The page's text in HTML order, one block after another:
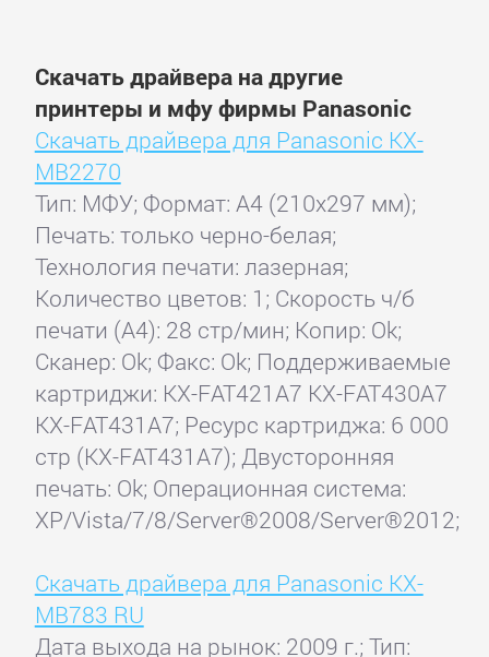
Скачать драйвера на другие
принтеры и мфу фирмы Panasonic
Скачать драйвера для Panasonic KX-
MB2270
Тип: МФУ; Формат: A4 (210x297 мм);
Печать: только черно-белая;
Технология печати: лазерная;
Количество цветов: 1; Скорость ч/б
печати (А4): 28 стр/мин; Копир: Ok;
Сканер: Ok; Факс: Ok; Поддерживаемые
картриджи: KX-FAT421A7 KX-FAT430A7
KX-FAT431A7; Ресурс картриджа: 6 000
стр (KX-FAT431A7); Двусторонняя
печать: Ok; Операционная система:
XP/Vista/7/8/Server®2008/Server®2012;
Скачать драйвера для Panasonic KX-
MB783 RU
Дата выхода на рынок: 2009 г.; Тип: